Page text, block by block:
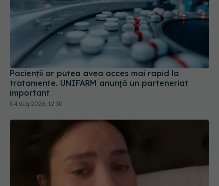
Pacienții ar putea avea acces mai rapid la
tratamente. UNIFARM anunță un parteneriat
important
04 aug 2026, 12:30